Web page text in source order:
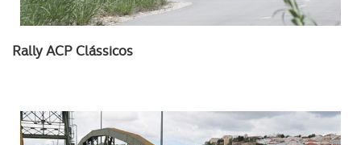
Rally ACP Clássicos